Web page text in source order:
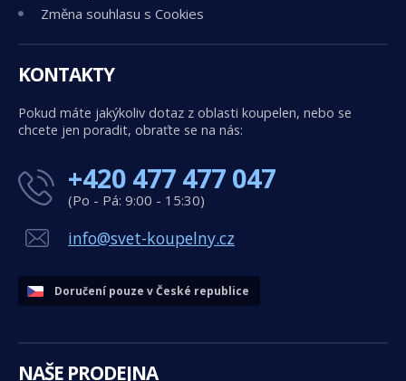
Změna souhlasu s Cookies
KONTAKTY
Pokud máte jakýkoliv dotaz z oblasti koupelen, nebo se
chcete jen poradit, obraťte se na nás:
+420 477 477 047
(Po - Pá: 9:00 - 15:30)
info@svet-koupelny.cz
Doručení pouze v České republice
NAŠE PRODEJNA